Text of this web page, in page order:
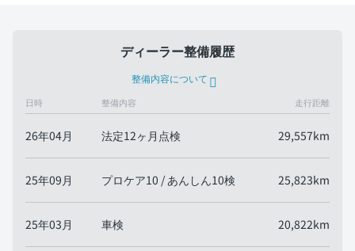
ディーラー整備履歴
整備内容について
日時 整備内容 走行距離
26年04月 法定12ヶ月点検 29,557km
25年09月 プロケア10 / あんしん10検 25,823km
25年03月 車検 20,822km